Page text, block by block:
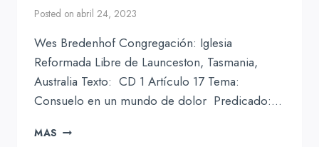
Posted on abril 24, 2023
Wes Bredenhof Congregación: Iglesia
Reformada Libre de Launceston, Tasmania,
Australia Texto: CD 1 Artículo 17 Tema:
Consuelo en un mundo de dolor Predicado:…
MAS PÉRDIDA